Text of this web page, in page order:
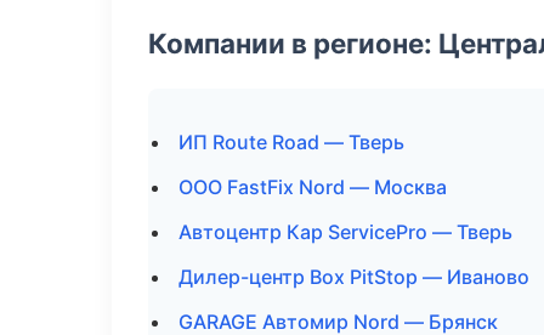
Компании в регионе:
ИП Route Road — Тверь
ООО FastFix Nord — Москва
Автоцентр Кар ServicePro — Тверь
Дилер-центр Box PitStop — Иваново
GARAGE Автомир Nord — Брянск